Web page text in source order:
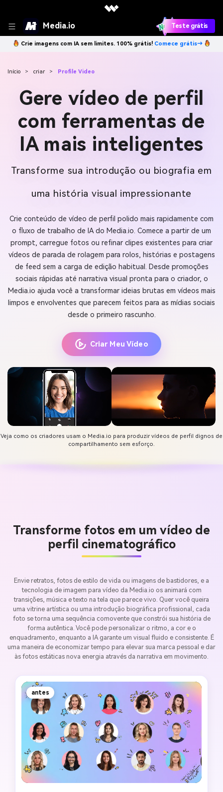
Media.io Teste grátis
Crie imagens com IA sem limites. 100% grátis! Comece grátis→
Início > criar > Profile Video
Gere vídeo de perfil
com ferramentas de
IA mais inteligentes
Transforme sua introdução ou biografia em
uma história visual impressionante
Crie conteúdo de vídeo de perfil polido mais rapidamente com
o fluxo de trabalho de IA do Media.io. Comece a partir de um
prompt, carregue fotos ou refinar clipes existentes para criar
vídeos de parada de rolagem para rolos, histórias e postagens
de feed sem a carga de edição habitual. Desde promoções
sociais rápidas até narrativa visual pronta para o criador, o
Media.io ajuda você a transformar ideias brutas em vídeos mais
limpos e envolventes que parecem feitos para as mídias sociais
desde o primeiro rascunho.
Criar Meu Vídeo
Veja como os criadores usam o Media.io para produzir vídeos de perfil dignos de
compartilhamento sem esforço.
Transforme fotos em um vídeo de
perfil cinematográfico
Envie retratos, fotos de estilo de vida ou imagens de bastidores, e a
tecnologia de imagem para vídeo da Media.io os animará com
transições, música e texto na tela que parece vivo. Quer você queira
uma vitrine artística ou uma introdução biográfica profissional, cada
foto se torna uma sequência comovente que constrói sua história de
forma autêntica. Você pode personalizar o ritmo, a cor e o
enquadramento, enquanto a IA garante um visual fluido e consistente. É
uma maneira de economizar tempo para elevar sua marca pessoal e dar
às fotos estáticas nova energia através da narrativa em movimento.
antes